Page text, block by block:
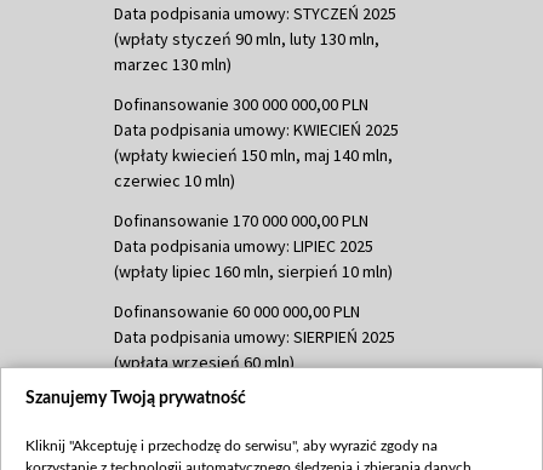
Data podpisania umowy: STYCZEŃ 2025
(wpłaty styczeń 90 mln, luty 130 mln,
marzec 130 mln)
Dofinansowanie 300 000 000,00 PLN
Data podpisania umowy: KWIECIEŃ 2025
(wpłaty kwiecień 150 mln, maj 140 mln,
czerwiec 10 mln)
Dofinansowanie 170 000 000,00 PLN
Data podpisania umowy: LIPIEC 2025
(wpłaty lipiec 160 mln, sierpień 10 mln)
Dofinansowanie 60 000 000,00 PLN
Data podpisania umowy: SIERPIEŃ 2025
(wpłata wrzesień 60 mln)
Dofinansowanie 635 783 051,21 PLN
(wpłata wrzesień 100 mln, październik 350
Szanujemy Twoją prywatność
Kliknij "Akceptuję i przechodzę do serwisu", aby wyrazić zgody na